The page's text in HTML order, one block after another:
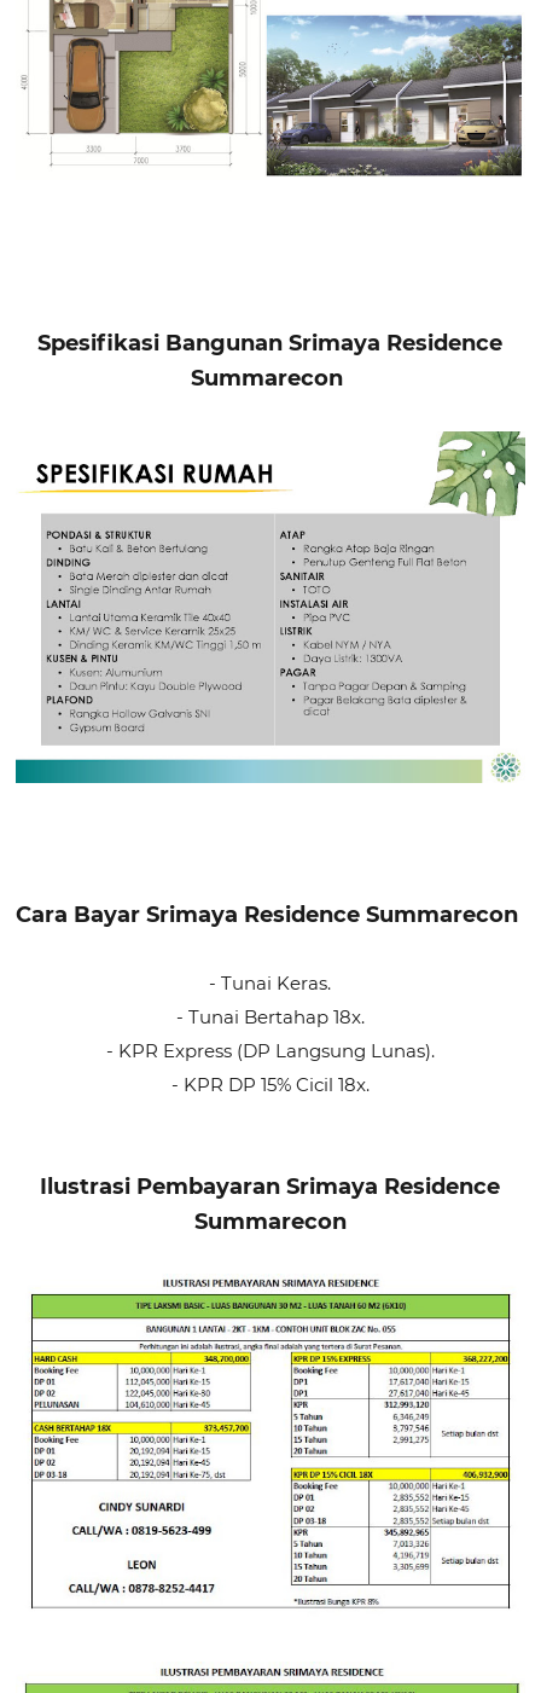
Spesifikasi Bangunan Srimaya Residence
Summarecon
Cara Bayar Srimaya Residence Summarecon
- Tunai Keras.
- Tunai Bertahap 18x.
- KPR Express (DP Langsung Lunas).
- KPR DP 15% Cicil 18x.
Ilustrasi Pembayaran Srimaya Residence
Summarecon